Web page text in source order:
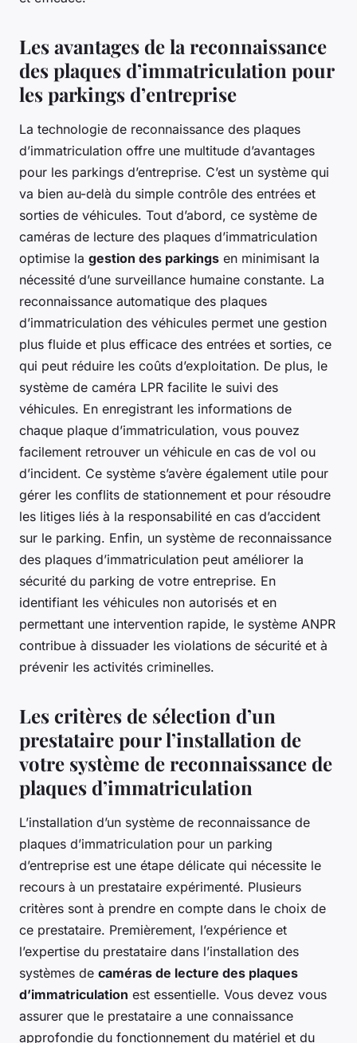
Les avantages de la reconnaissance
des plaques d’immatriculation pour
les parkings d’entreprise
La technologie de reconnaissance des plaques
d’immatriculation offre une multitude d’avantages
pour les parkings d’entreprise. C’est un système qui
va bien au-delà du simple contrôle des entrées et
sorties de véhicules. Tout d’abord, ce système de
caméras de lecture des plaques d’immatriculation
optimise la gestion des parkings en minimisant la
nécessité d’une surveillance humaine constante. La
reconnaissance automatique des plaques
d’immatriculation des véhicules permet une gestion
plus fluide et plus efficace des entrées et sorties, ce
qui peut réduire les coûts d’exploitation. De plus, le
système de caméra LPR facilite le suivi des
véhicules. En enregistrant les informations de
chaque plaque d’immatriculation, vous pouvez
facilement retrouver un véhicule en cas de vol ou
d’incident. Ce système s’avère également utile pour
gérer les conflits de stationnement et pour résoudre
les litiges liés à la responsabilité en cas d’accident
sur le parking. Enfin, un système de reconnaissance
des plaques d’immatriculation peut améliorer la
sécurité du parking de votre entreprise. En
identifiant les véhicules non autorisés et en
permettant une intervention rapide, le système ANPR
contribue à dissuader les violations de sécurité et à
prévenir les activités criminelles.
Les critères de sélection d’un
prestataire pour l’installation de
votre système de reconnaissance de
plaques d’immatriculation
L’installation d’un système de reconnaissance de
plaques d’immatriculation pour un parking
d’entreprise est une étape délicate qui nécessite le
recours à un prestataire expérimenté. Plusieurs
critères sont à prendre en compte dans le choix de
ce prestataire. Premièrement, l’expérience et
l’expertise du prestataire dans l’installation des
systèmes de caméras de lecture des plaques
d’immatriculation est essentielle. Vous devez vous
assurer que le prestataire a une connaissance
approfondie du fonctionnement du matériel et du